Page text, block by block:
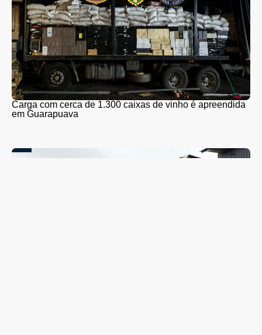
Carga com cerca de 1.300 caixas de vinho é apreendida
em Guarapuava